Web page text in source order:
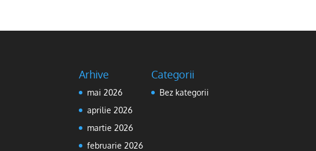
Arhive
mai 2026
aprilie 2026
martie 2026
februarie 2026
Categorii
Bez kategorii